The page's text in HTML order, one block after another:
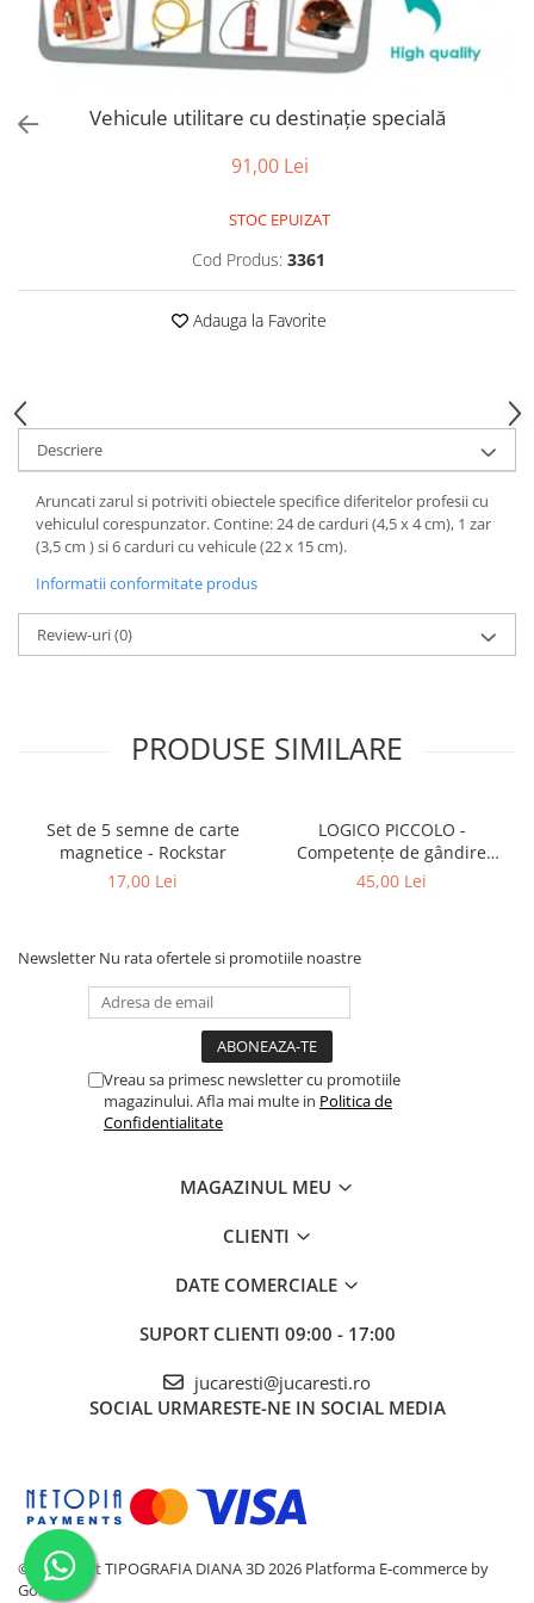
Puzzle-uri progresive
Puzzle-uri stratificate
Creioane colorate si carioci
Instrumente si accesorii pentru
pictura
Stampile si tusiere
Modelaj
Seturi de creatie
Tablouri diamonds
pentru copii
Jocuri de societate pentru copii
Jocuri matematice
Stimulare olfactiva si gustativa
Stimulare tactila
Vehicule utilitare cu destinație specială
91,00 Lei
STOC EPUIZAT
Cod Produs: 3361
Adauga la Favorite
Descriere
Aruncati zarul si potriviti obiectele specifice diferitelor profesii cu
vehiculul corespunzator. Contine: 24 de carduri (4,5 x 4 cm), 1 zar
(3,5 cm ) si 6 carduri cu vehicule (22 x 15 cm).
Informatii conformitate produs
Review-uri(0)
PRODUSE SIMILARE
Set de 5 semne de carte
magnetice - Rockstar
17,00 Lei
LOGICO PICCOLO -
Competențe de gândire
logică. Clasificare
45,00 Lei
Newsletter Nu rata ofertele si promotiile noastre
Vreau sa primesc newsletter cu promotiile
magazinului. Afla mai multe in Politica de
Confidentialitate
MAGAZINUL MEU
CLIENTI
DATE COMERCIALE
SUPORT CLIENTI 09:00 - 17:00
jucaresti@jucaresti.ro
SOCIAL URMARESTE-NE IN SOCIAL MEDIA
©Copyright TIPOGRAFIA DIANA 3D 2026 Platforma E-commerce by
Gomag